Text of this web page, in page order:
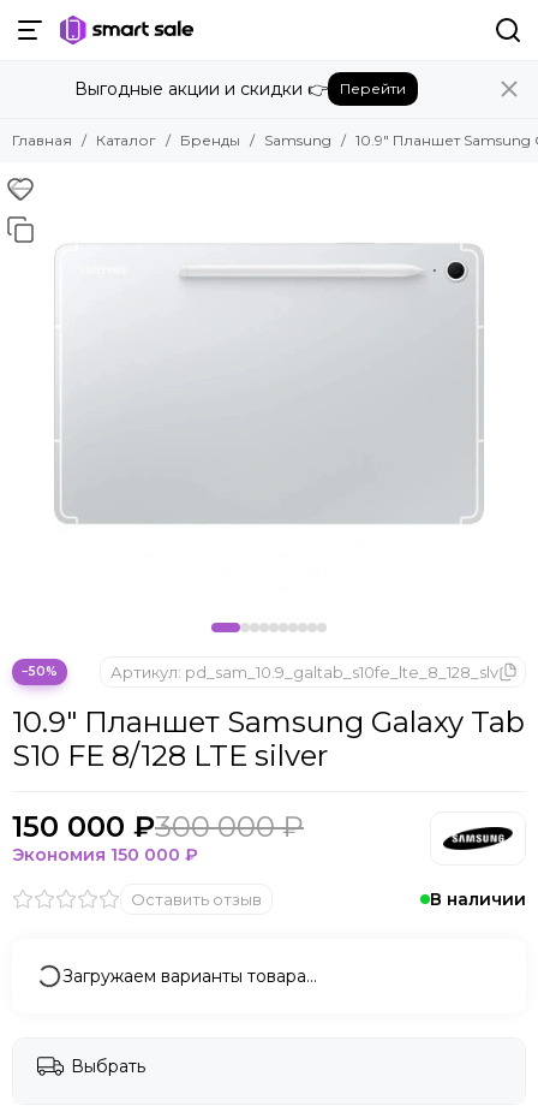
Назад
Бренды
Amazon
Apple
Bose
HUAWEI
Marshall
ONYX BOOX
Oukitel
Pico
POCO
Sony
Valve
Whoop
ZTE
Выгодные акции и скидки 👉 Перейти
Главная Каталог Бренды Samsung 10.9" Планшет Samsung
−50%
В наличии
10.9" Планшет Samsung Galaxy Tab
S10 FE 8/128 LTE silver
Артикул: pd_sam_10.9_galtab_s10fe_lte_8_128_slv
Оставить отзыв
150 000 ₽300 000 ₽
Экономия 150 000 ₽
Загружаем варианты товара…
Выбрать